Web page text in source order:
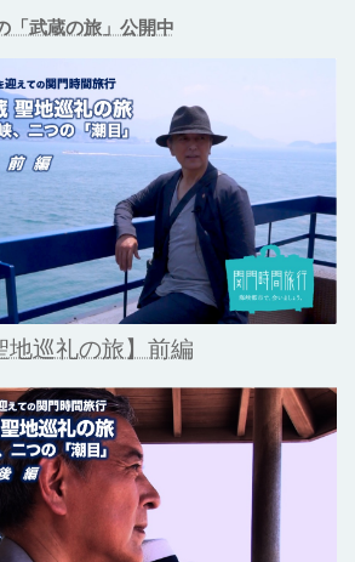
「武蔵の旅」公開中
地巡礼の旅】前編